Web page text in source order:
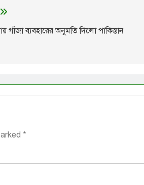
গাঁজা ব্যবহারের অনুমতি দিলো পাকিস্তান
*